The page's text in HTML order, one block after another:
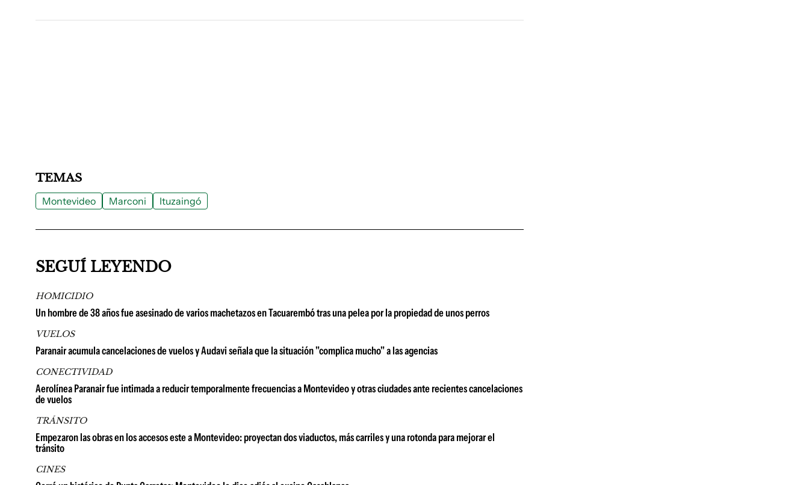
TEMAS
Montevideo Marconi Ituzaingó
SEGUÍ LEYENDO
HOMICIDIO
Un hombre de 38 años fue asesinado de varios machetazos en Tacuarembó tras una pelea por la propiedad de unos perros
VUELOS
Paranair acumula cancelaciones de vuelos y Audavi señala que la situación "complica mucho" a las agencias
CONECTIVIDAD
Aerolínea Paranair fue intimada a reducir temporalmente frecuencias a Montevideo y otras ciudades ante recientes cancelaciones
de vuelos
TRÁNSITO
Empezaron las obras en los accesos este a Montevideo: proyectan dos viaductos, más carriles y una rotonda para mejorar el
tránsito
CINES